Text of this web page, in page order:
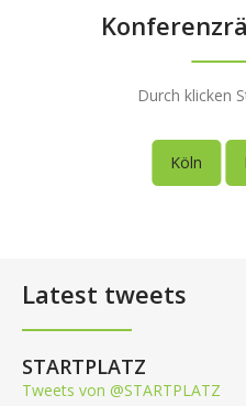
Durch klicken
Köln
Latest tweets
STARTPLATZ
Tweets von @STARTPLATZ